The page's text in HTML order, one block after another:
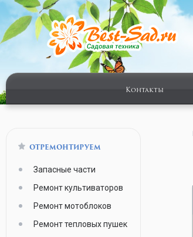
Контакты
ОТРЕМОНТИРУЕМ
Запасные части
Ремонт культиваторов
Ремонт мотоблоков
Ремонт тепловых пушек